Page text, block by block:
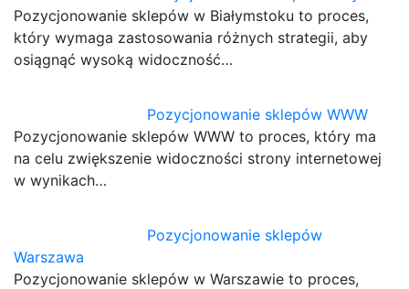
Pozycjonowanie sklepów w Białymstoku to proces,
który wymaga zastosowania różnych strategii, aby
osiągnąć wysoką widoczność…
Pozycjonowanie sklepów WWW
Pozycjonowanie sklepów WWW to proces, który ma
na celu zwiększenie widoczności strony internetowej
w wynikach…
Pozycjonowanie sklepów
Warszawa
Pozycjonowanie sklepów w Warszawie to proces,